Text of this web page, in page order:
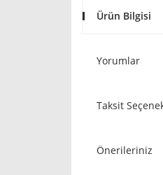
Ürün Bilgisi
Yorumlar
Taksit
Önerileriniz